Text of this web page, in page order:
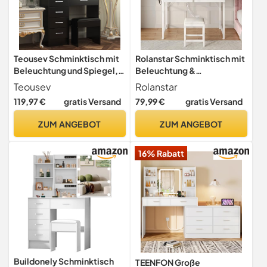
Teousev Schminktisch mit
Beleuchtung und Spiegel,
Einstellbarer Helligkeit,
Frisiertisch mit Hocker,
Kosmetiktisch mit 6
80X36X131Cm, Schwarz,
Teousev
119,97 € gratis Versand
ZUM ANGEBOT
Rolanstar Schminktisch mit
Beleuchtung &
Steckdosen,
Kosmetiktisch mit Spiegel,
3 Schubladen &
Kleiner Frisiertisch fürs
Rolanstar
79,99 € gratis Versand
ZUM ANGEBOT
Buildonely Schminktisch
16% Rabatt
TEENFON Große